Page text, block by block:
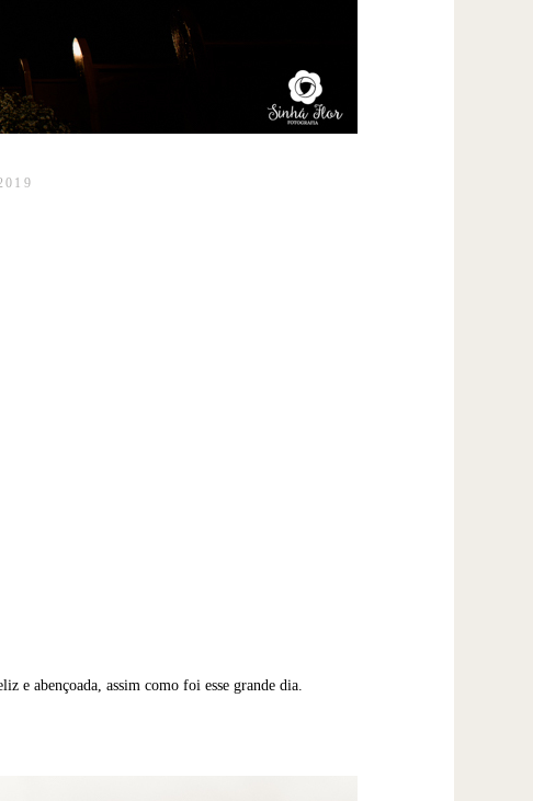
e abençoada, assim como foi esse grande dia.